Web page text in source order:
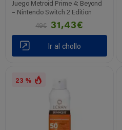
Juego Metroid Prime 4: Beyond
– Nintendo Switch 2 Edition
49€
31,43€
Ir al chollo
23 %